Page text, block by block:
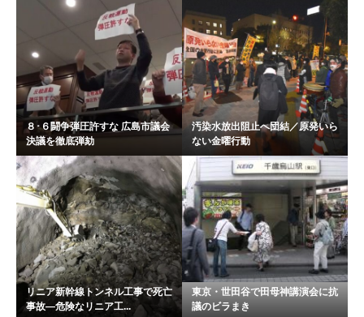
８･６闘争弾圧許すな 広島市議会
決議を徹底弾劾
汚染水放出阻止へ団結／原発いら
ない金曜行動
リニア新幹線トンネル工事で死亡
事故―危険なリニア工...
東京・世田谷で田母神講演会に抗
議のビラまき